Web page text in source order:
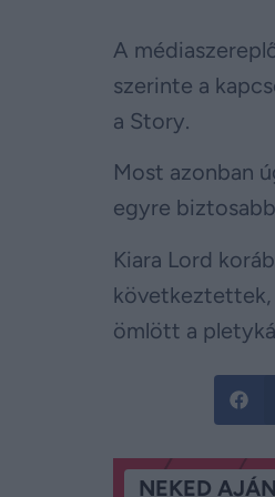
A
szerinte a
a Story.
Most azonban
egyre
Kiara Lord
következtettek,
ömlött a
NEKED